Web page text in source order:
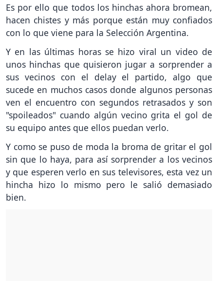
Es por ello que todos los hinchas ahora bromean,
hacen chistes y más porque están muy confiados
con lo que viene para la Selección Argentina.
Y en las últimas horas se hizo viral un video de
unos hinchas que quisieron jugar a sorprender a
sus vecinos con el delay el partido, algo que
sucede en muchos casos donde algunos personas
ven el encuentro con segundos retrasados y son
"spoileados" cuando algún vecino grita el gol de
su equipo antes que ellos puedan verlo.
Y como se puso de moda la broma de gritar el gol
sin que lo haya, para así sorprender a los vecinos
y que esperen verlo en sus televisores, esta vez un
hincha hizo lo mismo pero le salió demasiado
bien.